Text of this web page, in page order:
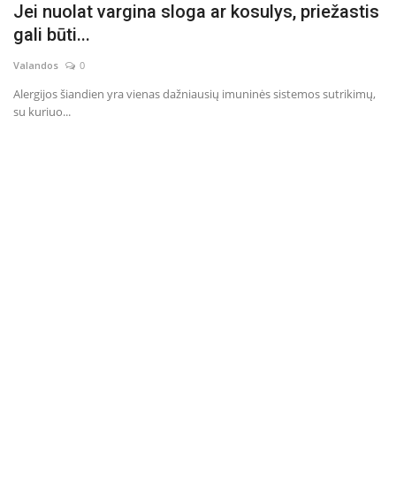
Jei nuolat vargina sloga ar kosulys, priežastis
gali būti...
Valandos 0
Alergijos šiandien yra vienas dažniausių imuninės sistemos sutrikimų,
su kuriuo...